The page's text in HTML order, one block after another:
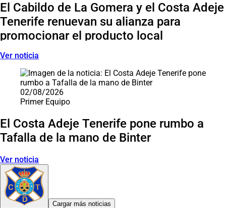
El Cabildo de La Gomera y el Costa Adeje
Tenerife renuevan su alianza para
promocionar el producto local
Ver noticia
02/08/2026
Primer Equipo
El Costa Adeje Tenerife pone rumbo a
Tafalla de la mano de Binter
Ver noticia
Cargar más noticias